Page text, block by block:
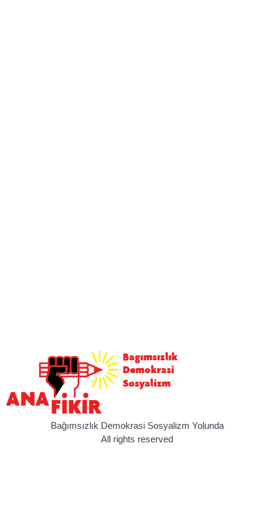
Bağımsızlık Demokrasi Sosyalizm Yolunda
All rights reserved